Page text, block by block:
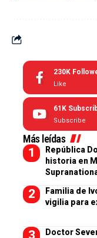
230K
Like
61K
Subscribe
Más leídas
República
historia en
Familia de
vigilia para
Doctor